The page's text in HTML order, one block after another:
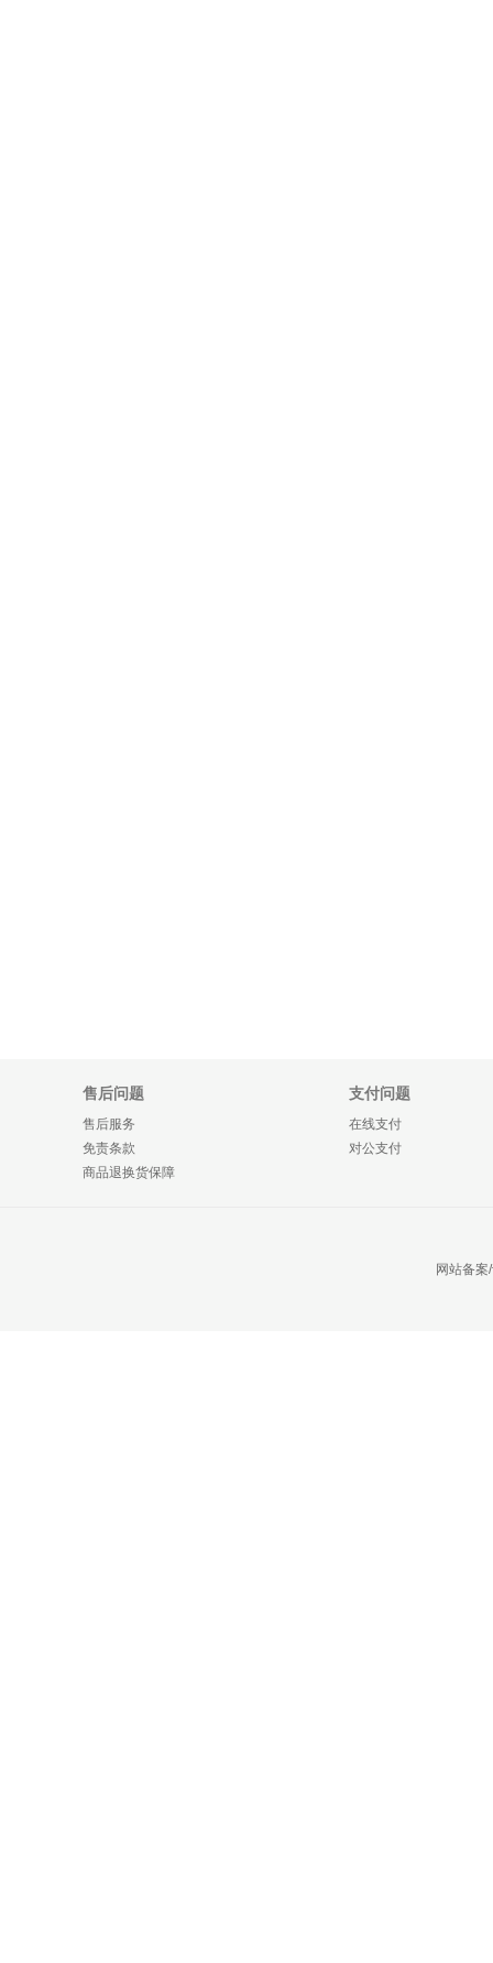
售后问题
售后服务
免责条款
商品退换货保障
支付问题
在线支付
对公支付
网站备